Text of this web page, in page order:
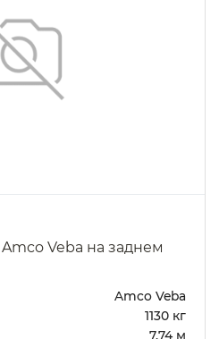
Veba на заднем
Amco Veba
1130 кг
7.74 м